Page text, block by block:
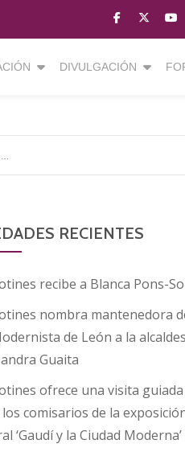
fa-
facebook
fa-
brands
fa-
fa-
DIVULGACIÓN
RECIENTES
recibe a Blanca Pons-
nombra mantenedora
de León a la
Guaita
ofrece una visita
comisarios de la
‘Gaudí y la Ciudad Moderna’